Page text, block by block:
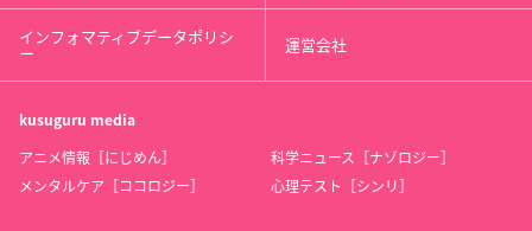
インフォマティブデータポリシ
ー 運営会社
kusuguru media
アニメ情報［にじめん］
科学ニュース［ナゾロジー］
メンタルケア［ココロジー］
心理テスト［シンリ］